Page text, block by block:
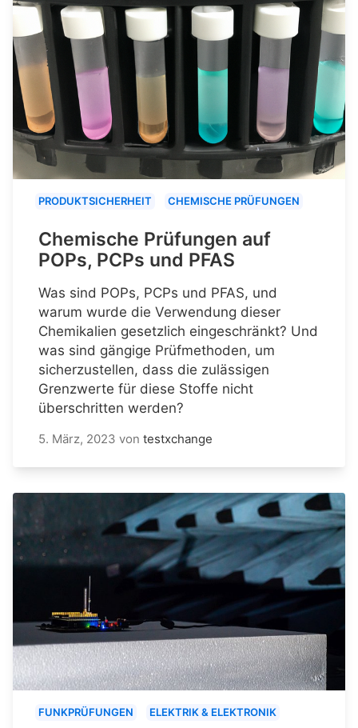
PRODUKTSICHERHEIT CHEMISCHE PRÜFUNGEN
Chemische Prüfungen auf
POPs, PCPs und PFAS
Was sind POPs, PCPs und PFAS, und
warum wurde die Verwendung dieser
Chemikalien gesetzlich eingeschränkt? Und
was sind gängige Prüfmethoden, um
sicherzustellen, dass die zulässigen
Grenzwerte für diese Stoffe nicht
überschritten werden?
5. März, 2023 von testxchange
FUNKPRÜFUNGEN
ELEKTRIK & ELEKTRONIK